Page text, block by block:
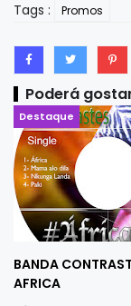
Tags : Promos
Poderá
Destaque
BANDA
AFRICA